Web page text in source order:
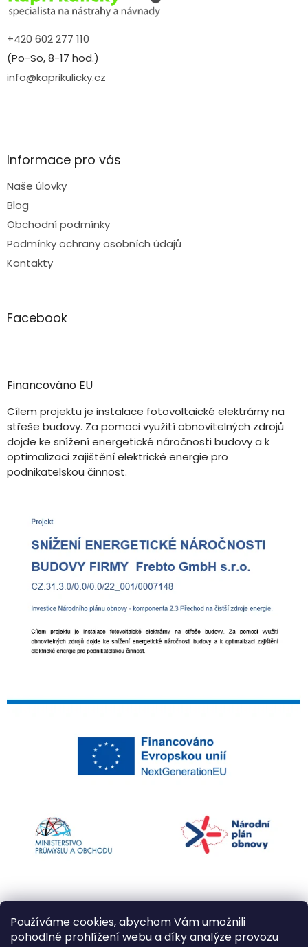
Používáme cookies, abychom Vám umožnili
pohodlné prohlížení webu a díky analýze provozu
+420 602 277 110
(Po-So, 8-17 hod.)
info@kaprikulicky.cz
Informace pro vás
Naše úlovky
Blog
Obchodní podmínky
Podmínky ochrany osobních údajů
Kontakty
Facebook
Financováno EU
Cílem projektu je instalace fotovoltaické elektrárny na
střeše budovy. Za pomoci využití obnovitelných zdrojů
dojde ke snížení energetické náročnosti budovy a k
optimalizaci zajištění elektrické energie pro
podnikatelskou činnost.